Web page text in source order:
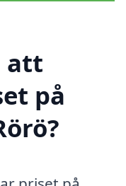
att
på